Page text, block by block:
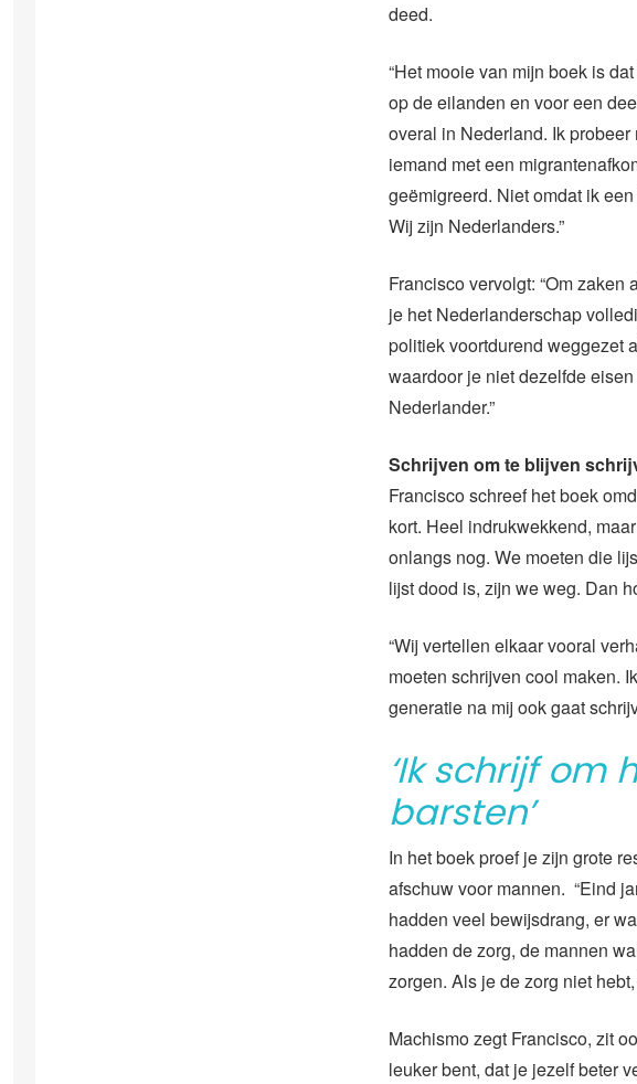
deed.
“Het mooie van mijn boek is
op de eilanden en voor een
overal in Nederland. Ik
iemand met een
geëmigreerd. Niet omdat ik
Wij zijn Nederlanders.”
Francisco vervolgt: “Om
je het Nederlanderschap
politiek voortdurend weggezet
waardoor je niet dezelfde
Nederlander.”
Schrijven om te blijven
Francisco schreef het boek
kort. Heel indrukwekkend,
onlangs nog. We moeten die
lijst dood is, zijn we weg. Dan
“Wij vertellen elkaar vooral
moeten schrijven cool maken.
generatie na mij ook gaat
‘Ik schrijf
barsten’
In het boek proef je zijn grote
afschuw voor mannen. “Eind
hadden veel bewijsdrang, er
hadden de zorg, de mannen
zorgen. Als je de zorg niet
Machismo zegt Francisco, zit
leuker bent, dat je jezelf beter